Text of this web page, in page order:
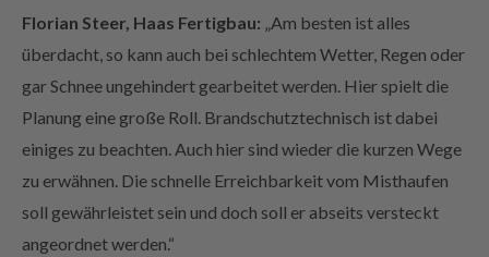
überdacht, so kann auch bei schlechtem Wetter, Regen oder
gar Schnee ungehindert gearbeitet werden. Hier spielt die
Planung eine große Roll. Brandschutztechnisch ist dabei
einiges zu beachten. Auch hier sind wieder die kurzen Wege
zu erwähnen. Die schnelle Erreichbarkeit vom Misthaufen
soll gewährleistet sein und doch soll er abseits versteckt
angeordnet werden.“